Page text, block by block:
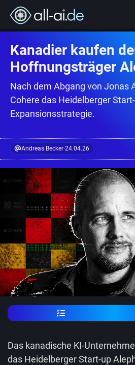
Kanadier kaufen
Hoffnungsträger
Nach dem Abgang von Jonas
Cohere das Heidelberger
Expansionsstrategie.
Andreas Becker·24.04.26
Das kanadische KI-
das Heidelberger Start-up